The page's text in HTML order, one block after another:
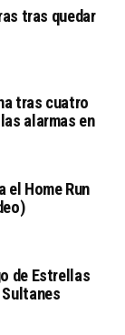
tras quedar
tras cuatro
alarmas en
el Home Run
de Estrellas